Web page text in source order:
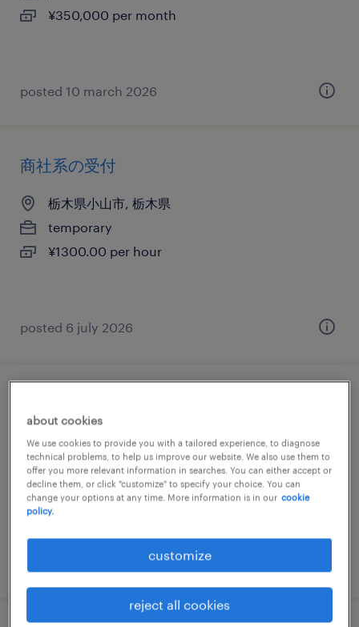
¥350,000 per month
posted 10 march 2026
商社系の受付
栃木県小山市, 栃木県
temporary
¥1300.00 per hour
posted 6 july 2026
栃木県小山市, 栃木県
temporary
¥1350.00 per hour
about cookies
We use cookies to provide you with a tailored experience, to diagnose
technical problems, to help us improve our website. We also use them to
offer you more relevant information in searches. You can either accept or
decline them, or click "customize" to specify your choice. You can
change your options at any time. More information is in our cookie
policy.
customize
reject all cookies